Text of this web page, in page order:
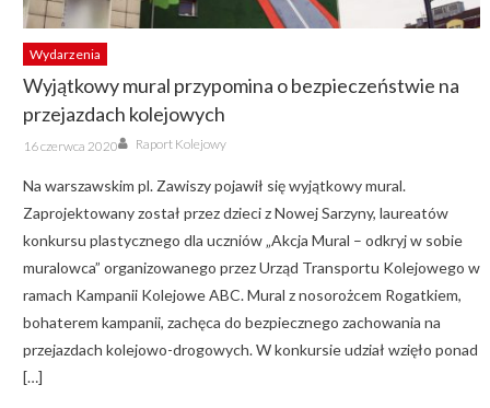
Wydarzenia
Wyjątkowy mural przypomina o bezpieczeństwie na
przejazdach kolejowych
Posted
on
16 czerwca 2020 Author
Raport Kolejowy
Na warszawskim pl. Zawiszy pojawił się wyjątkowy mural.
Zaprojektowany został przez dzieci z Nowej Sarzyny, laureatów
konkursu plastycznego dla uczniów „Akcja Mural – odkryj w sobie
muralowca” organizowanego przez Urząd Transportu Kolejowego w
ramach Kampanii Kolejowe ABC. Mural z nosorożcem Rogatkiem,
bohaterem kampanii, zachęca do bezpiecznego zachowania na
przejazdach kolejowo-drogowych. W konkursie udział wzięło ponad
[…]